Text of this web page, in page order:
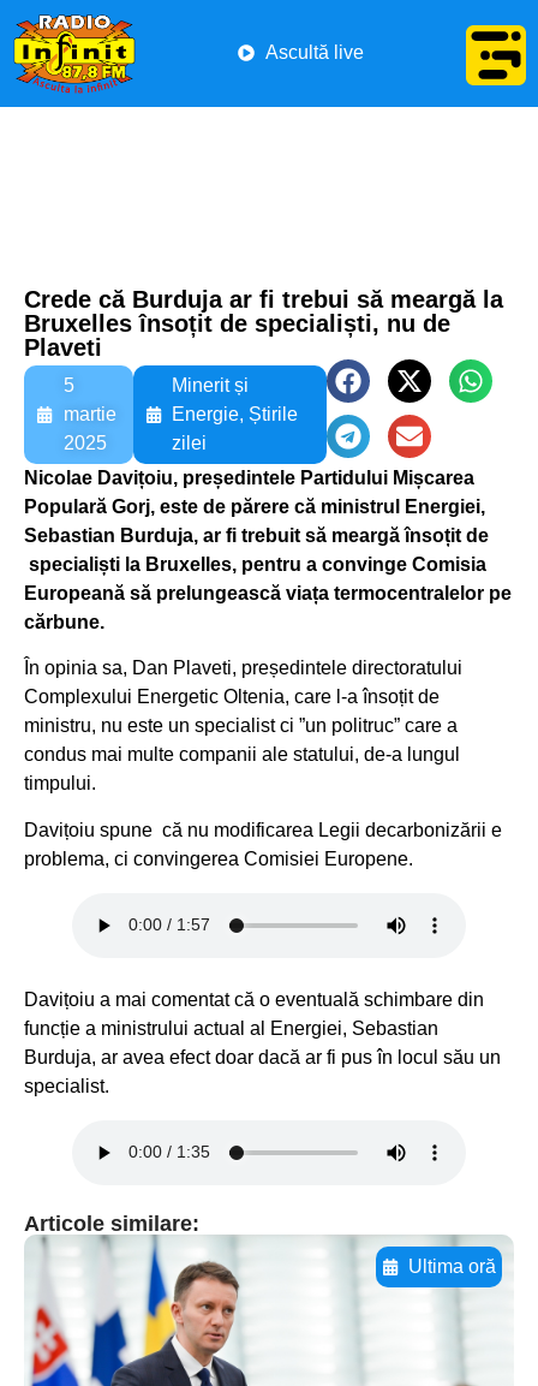
Ascultă live
Crede că Burduja ar fi trebui să meargă la
Bruxelles însoțit de specialiști, nu de
Plaveti
5
martie
2025
Minerit și
Energie, Știrile
zilei
Nicolae Davițoiu, președintele Partidului Mișcarea
Populară Gorj, este de părere că ministrul Energiei,
Sebastian Burduja, ar fi trebuit să meargă însoțit de
specialiști la Bruxelles, pentru a convinge Comisia
Europeană să prelungească viața termocentralelor pe
cărbune.
În opinia sa, Dan Plaveti, președintele directoratului
Complexului Energetic Oltenia, care l-a însoțit de
ministru, nu este un specialist ci ”un politruc” care a
condus mai multe companii ale statului, de-a lungul
timpului.
Davițoiu spune că nu modificarea Legii decarbonizării e
problema, ci convingerea Comisiei Europene.
Davițoiu a mai comentat că o eventuală schimbare din
funcție a ministrului actual al Energiei, Sebastian
Burduja, ar avea efect doar dacă ar fi pus în locul său un
specialist.
Articole similare:
Ultima oră
Adaugă aici textul pentru
subtitluAdaugă aici